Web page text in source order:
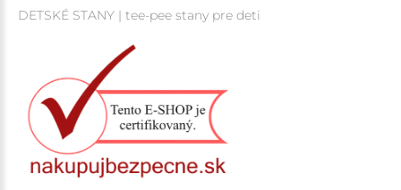
DETSKÉ STANY | tee-pee stany pre deti